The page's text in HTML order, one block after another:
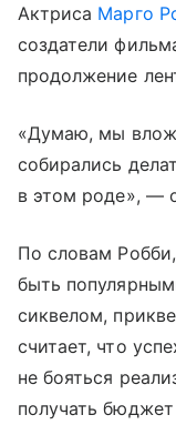
Актриса Марго
создатели
продолжение
«Думаю, мы
собирались
в этом роде», —
По словам
быть
сиквелом,
считает, что
не бояться
получать